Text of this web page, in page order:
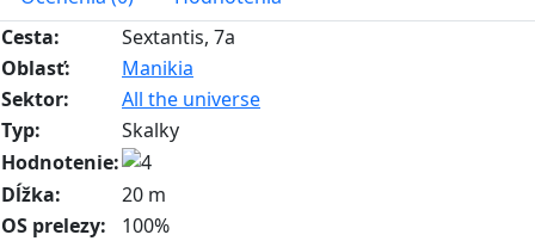
Cesta:
Sextantis, 7a
Oblasť:
Manikia
Sektor:
All the universe
Typ:
Skalky
Hodnotenie:
Dĺžka:
20 m
OS prelezy:
100%